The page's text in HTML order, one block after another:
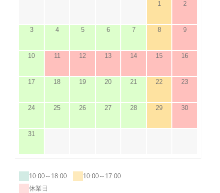
1 2
3 4 5 6 7 8 9
10 11 12 13 14 15 16
17 18 19 20 21 22 23
24 25 26 27 28 29 30
31
10:00～18:00
10:00～17:00
休業日